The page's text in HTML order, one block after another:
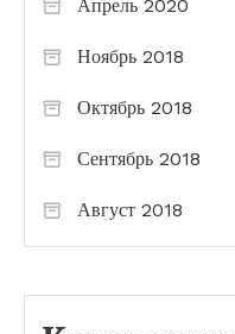
Апрель 2020
Ноябрь 2018
Октябрь 2018
Сентябрь 2018
Август 2018